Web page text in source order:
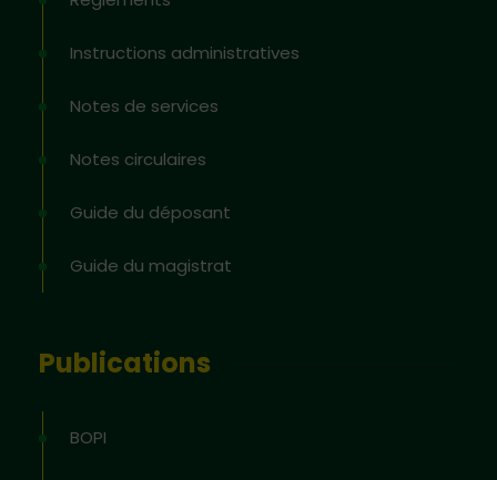
Instructions administratives
Notes de services
Notes circulaires
Guide du déposant
Guide du magistrat
Publications
BOPI